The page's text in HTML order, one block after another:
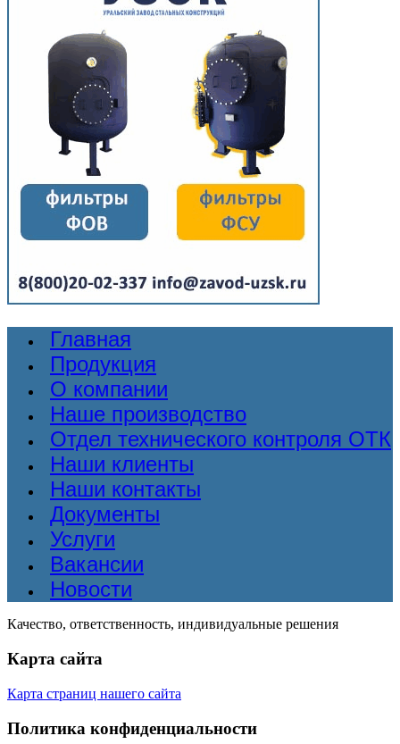
Главная
Продукция
О компании
Наше производство
Отдел технического контроля ОТК
Наши клиенты
Наши контакты
Документы
Услуги
Вакансии
Новости
Качество, ответственность, индивидуальные решения
Карта сайта
Карта страниц нашего сайта
Политика конфиденциальности